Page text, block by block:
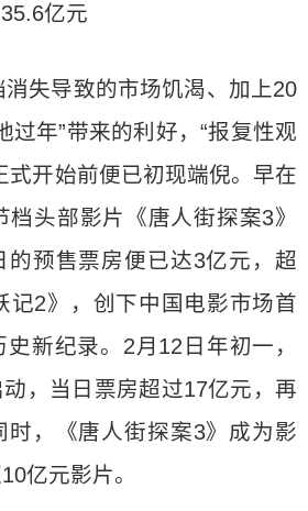
亿元
消失导致的市场饥渴、加上20
过年”带来的利好，“报复性观
式开始前便已初现端倪。早在
头部影片《唐人街探案3》
的预售票房便已达3亿元，超
记2》，创下中国电影市场首
新纪录。2月12日年初一，
，当日票房超过17亿元，再
时，《唐人街探案3》成为影
亿元影片。